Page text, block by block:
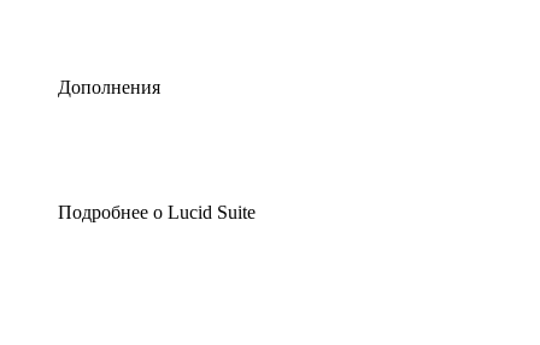
Дополнения
Подробнее о Lucid Suite